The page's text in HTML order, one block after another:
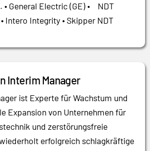
• General Electric (GE) • NDT
Intero Integrity • Skipper NDT
Interim Manager
ist Experte für Wachstum und
Expansion von Unternehmen für
und zerstörungsfreie
erfolgreich schlagkräftige